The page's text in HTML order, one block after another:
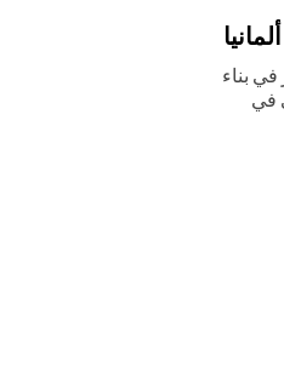
بناء
في